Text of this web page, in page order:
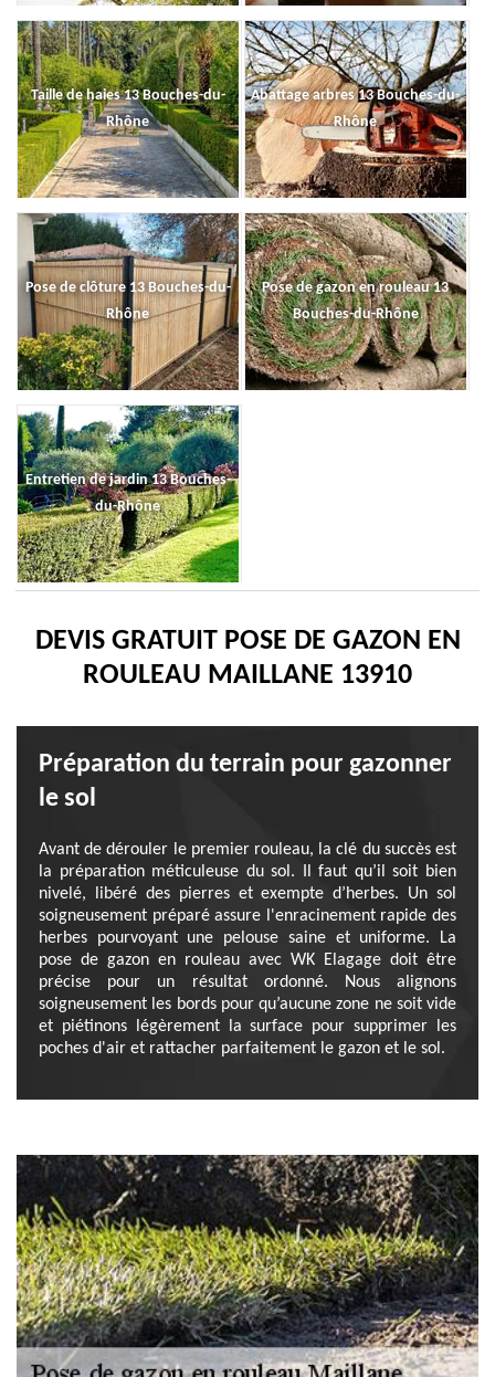
Taille de haies 13 Bouches-du-
Rhône
Abattage arbres 13 Bouches-du-
Rhône
Pose de clôture 13 Bouches-du-
Rhône
Pose de gazon en rouleau 13
Bouches-du-Rhône
Entretien de jardin 13 Bouches-
du-Rhône
DEVIS GRATUIT POSE DE GAZON EN
ROULEAU MAILLANE 13910
Préparation du terrain pour gazonner
le sol
Avant de dérouler le premier rouleau, la clé du succès est
la préparation méticuleuse du sol. Il faut qu’il soit bien
nivelé, libéré des pierres et exempte d’herbes. Un sol
soigneusement préparé assure l'enracinement rapide des
herbes pourvoyant une pelouse saine et uniforme. La
pose de gazon en rouleau avec WK Elagage doit être
précise pour un résultat ordonné. Nous alignons
soigneusement les bords pour qu’aucune zone ne soit vide
et piétinons légèrement la surface pour supprimer les
poches d'air et rattacher parfaitement le gazon et le sol.